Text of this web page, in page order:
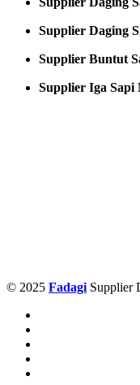
Supplier Daging
Supplier Buntut
Supplier Iga Sapi
© 2025 FadagiSupplier